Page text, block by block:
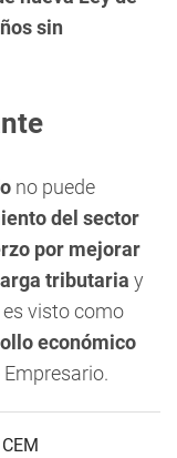
sin
no puede
del sector
por mejorar
tributaria y
es visto como
económico
CEM